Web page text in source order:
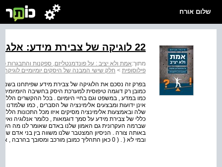
שלום אורח
22 לוגיקה של צבירת מידע: אלגוריתם, יישום ומשמעות
מתוך:אמת ולא יציב : על פונדמנטליזם, ספקנות והתבגרות
פילוסופית > חלק שישי המבנה של היסקים יומיומיים לוגיקה
בפרק זה נסכם את הלוגיקה של צבירת מידע שפיתחנו
כמובן רק דוגמה טיפוסית למערכת היסק בחשיבה
כמו במדע , במשפט וגם בחיי היומיום . בכל ההקשרים הללו
אינן ידועות ומבצעים אלימינציה של הסברים , כמו שלמדנו
שלה ובאמצעות אלימינציה מסיקים איזו מכל התכונות
כללי של צבירת מידע על סמך דוגמאות , כלומר אנלוגיה
ובמי לא ( . ( 0 כאן התהליך כמובן מורכב ומסובך בהרבה , אבל ברמה העקרונית אין סיבה לחשוב שזה לא מתנהל...